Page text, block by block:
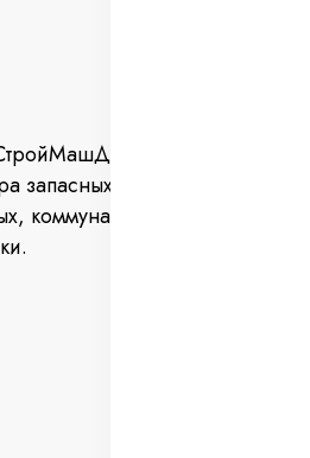
занимается
запасных частей для
коммунальных машин и